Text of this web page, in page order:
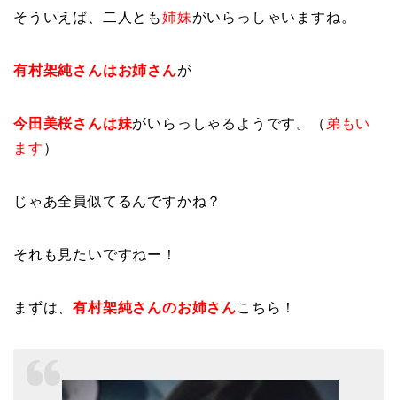
そういえば、二人とも姉妹がいらっしゃいますね。
有村架純さんはお姉さんが
今田美桜さんは妹がいらっしゃるようです。（ 弟もい
ます ）
じゃあ全員似てるんですかね？
それも見たいですねー！
まずは、有村架純さんのお姉さんこちら！